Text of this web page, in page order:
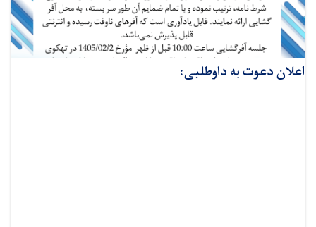
اعلان دعوت به داوطلبی: